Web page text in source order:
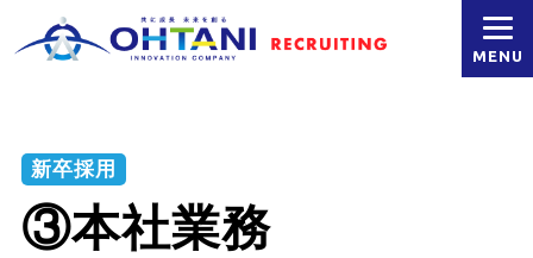
MENU
新卒採用
③本社業務